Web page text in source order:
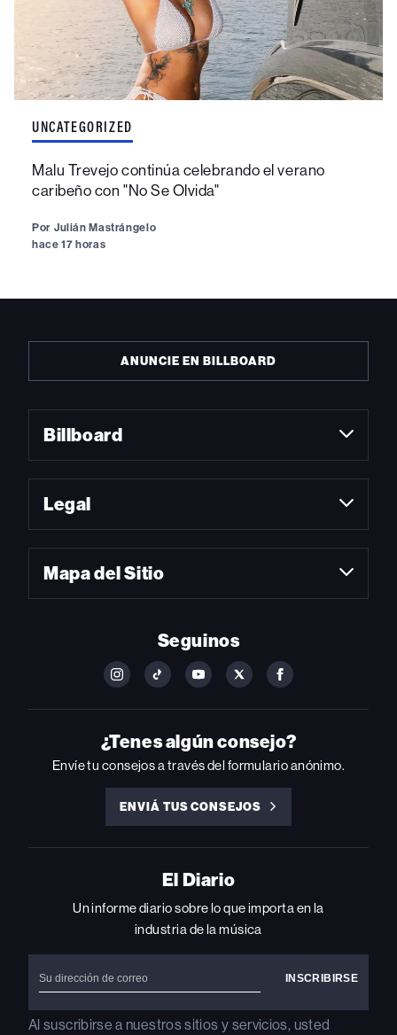
UNCATEGORIZED
Malu Trevejo continúa celebrando el verano
caribeño con "No Se Olvida"
Por Julián Mastrángelo
hace 17 horas
ANUNCIE EN BILLBOARD
Billboard
Legal
Mapa del Sitio
Seguinos
FOLLOW
ON
INSTAGRAM
FOLLOW
ON
YOUTUBE
FOLLOW
ON
YOUTUBE
FOLLOW
ON
FOLLOW
ON
FACEBOOK
¿Tenes algún consejo?
Envíe tu consejos a través del formulario anónimo.
ENVIÁ TUS CONSEJOS
ENVIÁ
CONSEJOS
El Diario
Un informe diario sobre lo que importa en la
industria de la música
Al suscribirse a nuestros sitios y servicios, usted